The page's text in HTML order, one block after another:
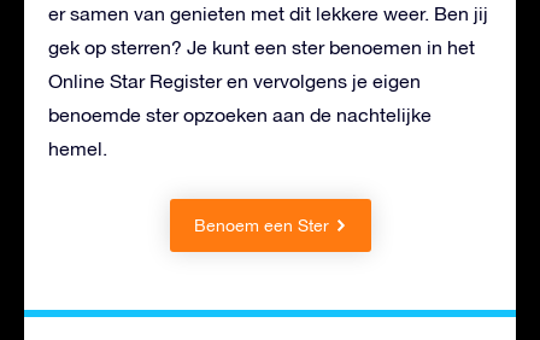
er samen van genieten met dit lekkere weer. Ben jij
gek op sterren? Je kunt een ster benoemen in het
Online Star Register en vervolgens je eigen
benoemde ster opzoeken aan de nachtelijke
hemel.
Benoem een Ster